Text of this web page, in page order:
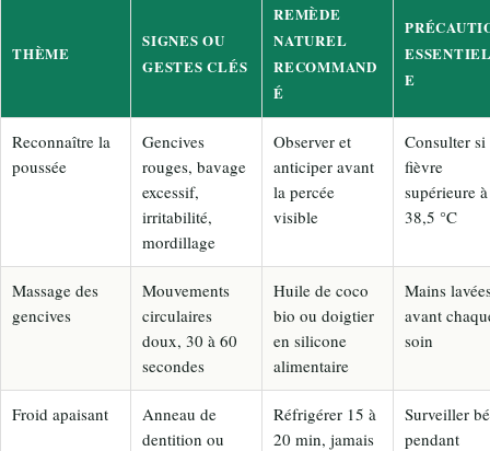
THÈME
SIGNES OU
GESTES CLÉS
REMÈDE
NATUREL
RECOMMAND
É
E
Reconnaître la
poussée
Gencives
rouges, bavage
excessif,
irritabilité,
mordillage
Observer et
anticiper avant
la percée
visible
Consulter si
fièvre
supérieure à
38,5 °C
Massage des
gencives
Mouvements
circulaires
doux, 30 à 60
secondes
Huile de coco
bio ou doigtier
en silicone
alimentaire
Mains
avant
soin
Froid apaisant
Anneau de
dentition ou
Réfrigérer 15 à
20 min, jamais
Surveiller
pendant